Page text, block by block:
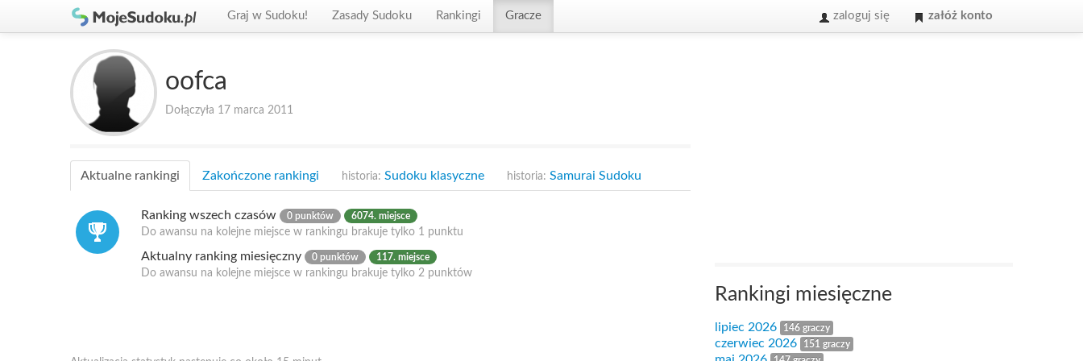
Graj w Sudoku! Zasady Sudoku Rankingi Gracze zaloguj się załóż konto
oofca
Dołączyła 17 marca 2011
Aktualne rankingi Zakończone rankingi historia: Sudoku klasyczne historia: Samurai Sudoku
Ranking wszech czasów 0 punktów 6074. miejsce
Do awansu na kolejne miejsce w rankingu brakuje tylko 1 punktu
Aktualny ranking miesięczny 0 punktów 117. miejsce
Do awansu na kolejne miejsce w rankingu brakuje tylko 2 punktów
Rankingi miesięczne
lipiec 2026 146 graczy
czerwiec 2026 151 graczy